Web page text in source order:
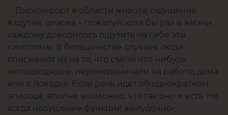
Дискомфорт в области живота, ощущение
вздутия, диарея – пожалуй, хотя бы раз в жизни
каждому доводилось ощутить на себе эти
симптомы. В большинстве случаев люди
списывают их на то, что съели что-нибудь
неподходящее, перенервничали на работе, дома
или в поездке. Если речь идет об однократном
эпизоде, вполне возможно, что так оно и есть. Но
когда нарушение функций желудочно-